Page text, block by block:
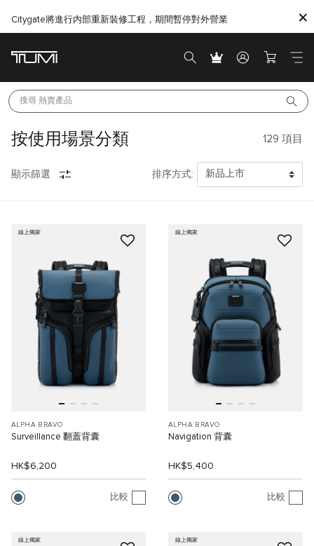
Citygate將進行内部重新裝修工程，期間暫停對外營業
搜尋 熱賣產品
按使用場景分類 129 項目
顯示篩選 排序方式:
線上獨家
ALPHA BRAVO
Surveillance 翻蓋背囊
HK$6,200
比較
線上獨家
ALPHA BRAVO
Navigation 背囊
HK$5,400
比較
線上獨家 線上獨家